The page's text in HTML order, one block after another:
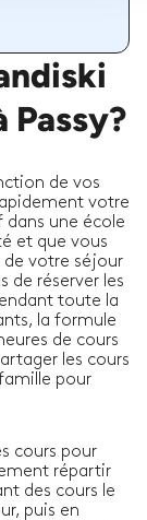
de vos
votre
une école
et que vous
votre séjour
de réserver les
toute la
la formule
de cours
les cours
pour
cours pour
répartir
des cours le
puis en